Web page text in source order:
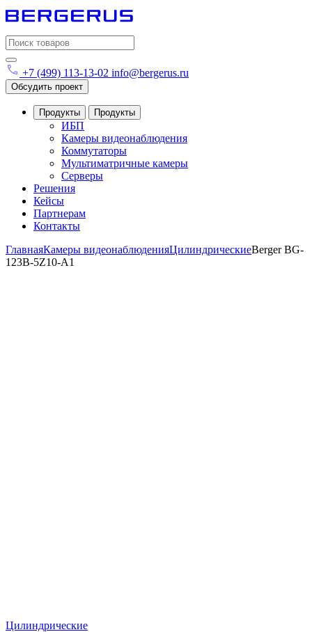
Search
for:
+7 (499) 113-13-02 info@bergerus.ru
Обсудить проект
Продукты Продукты
ИБП
Камеры видеонаблюдения
Коммутаторы
Мультиматричные камеры
Серверы
Решения
Кейсы
Партнерам
Контакты
ГлавнаяКамеры видеонаблюденияЦилиндрическиеBerger BG-
123B-5Z10-A1
Цилиндрические